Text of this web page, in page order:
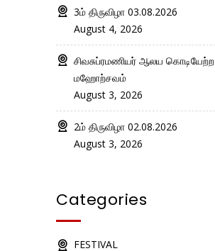
3ம் திருவிழா 03.08.2026
August 4, 2026
சிவசுப்ரமணியர் ஆலய கொடியேற்ற
மஹோற்சவம்
August 3, 2026
2ம் திருவிழா 02.08.2026
August 3, 2026
Categories
FESTIVAL